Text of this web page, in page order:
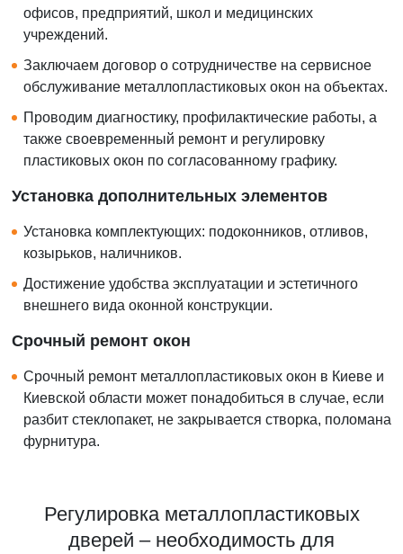
офисов, предприятий, школ и медицинских
учреждений.
Заключаем договор о сотрудничестве на сервисное
обслуживание металлопластиковых окон на объектах.
Проводим диагностику, профилактические работы, а
также своевременный ремонт и регулировку
пластиковых окон по согласованному графику.
Установка дополнительных элементов
Установка комплектующих: подоконников, отливов,
козырьков, наличников.
Достижение удобства эксплуатации и эстетичного
внешнего вида оконной конструкции.
Срочный ремонт окон
Срочный ремонт металлопластиковых окон в Киеве и
Киевской области может понадобиться в случае, если
разбит стеклопакет, не закрывается створка, поломана
фурнитура.
Регулировка металлопластиковых
дверей – необходимость для